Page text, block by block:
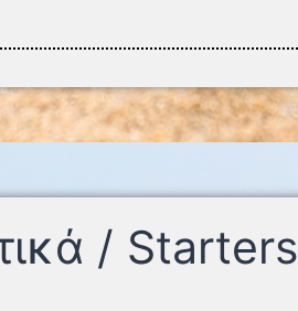
/ Starters